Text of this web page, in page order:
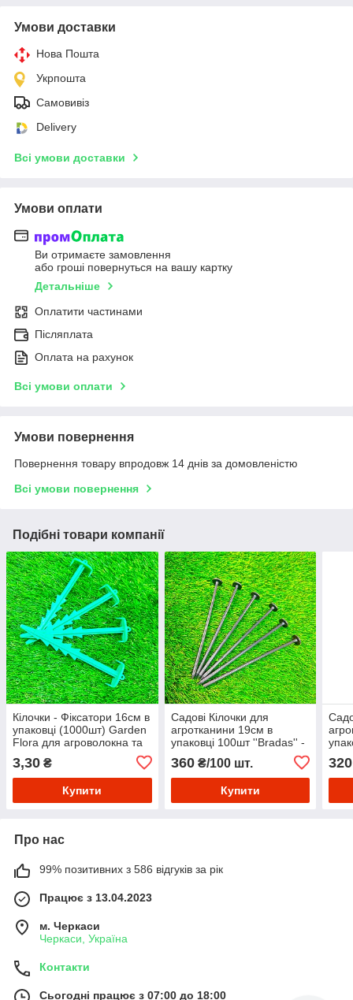
Умови доставки
Нова Пошта
Укрпошта
Самовивіз
Delivery
Всі умови доставки
Умови оплати
Ви отримаєте замовлення
або гроші повернуться на вашу картку
Детальніше
Оплатити частинами
Післяплата
Оплата на рахунок
Всі умови оплати
Умови повернення
Повернення товару впродовж 14 днів за домовленістю
Всі умови повернення
Подібні товари компанії
Кілочки - Фіксатори 16см в
упаковці (1000шт) Garden
Flora для агроволокна та
первинного пластику
3,30 ₴
Купити
Садові Кілочки для
агротканини 19см в
упаковці 100шт ''Bradas'' -
шпильки для агроволокна
360₴/100 шт.
Купити
320
Про нас
99% позитивних з 586 відгуків за рік
Працює з 13.04.2023
м. Черкаси
Черкаси, Україна
Контакти
Сьогодні працює з 07:00 до 18:00